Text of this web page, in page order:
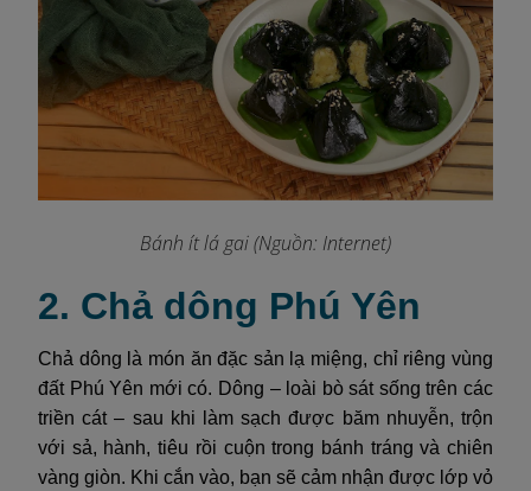
Bánh ít lá gai(Nguồn: Internet)
2. Chả dông Phú Yên
Chả dông là món ăn đặc sản lạ miệng, chỉ riêng vùng
đất Phú Yên mới có. Dông – loài bò sát sống trên các
triền cát – sau khi làm sạch được băm nhuyễn, trộn
với sả, hành, tiêu rồi cuộn trong bánh tráng và chiên
vàng giòn. Khi cắn vào, bạn sẽ cảm nhận được lớp vỏ